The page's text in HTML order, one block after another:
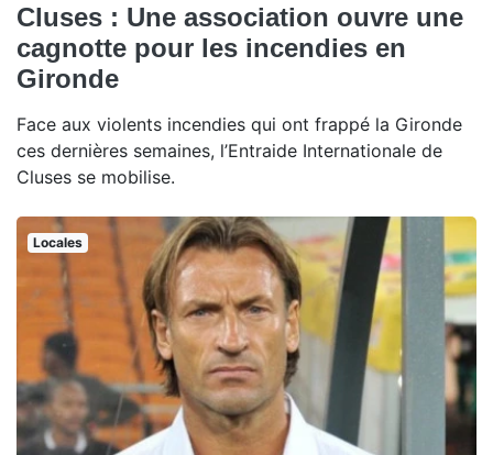
Cluses : Une association ouvre une
cagnotte pour les incendies en
Gironde
Face aux violents incendies qui ont frappé la Gironde
ces dernières semaines, l’Entraide Internationale de
Cluses se mobilise.
Locales